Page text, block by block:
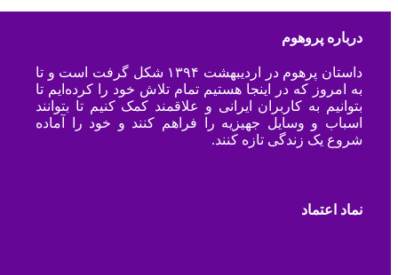
درباره پروهوم
داستان پرهوم در اردیبهشت ۱۳۹۴ شکل گرفت است و تا
به امروز که در اینجا هستیم تمام تلاش خود را کرده‌ایم تا
بتوانیم به کاربران ایرانی و علاقمند کمک کنیم تا بتوانند
اسباب و وسایل جهیزیه را فراهم کنند و خود را آماده
شروع یک زندگی تازه کنند.
نماد اعتماد